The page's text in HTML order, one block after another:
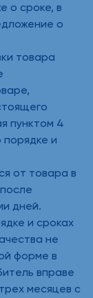
о сроке, в
о
товара
пунктом 4
и
от товара в
дней.
и сроках
не
форме в
вправе
месяцев с